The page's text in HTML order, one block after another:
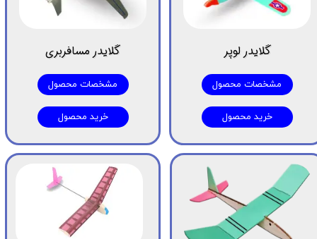
مشخصات محصول
گلایدر مسافربری
خرید محصول
مشخصات محصول
گلایدر لوپر
خرید محصول